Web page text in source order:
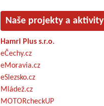
Naše projekty a aktivity
Hamri Plus s.r.o.
eČechy.cz
eMoravia.cz
eSlezsko.cz
Mládež.cz
MOTORcheckUP